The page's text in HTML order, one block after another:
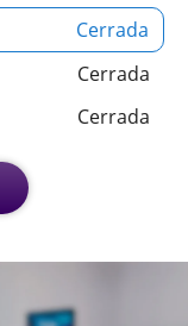
Cerrada
Cerrada
Cerrada